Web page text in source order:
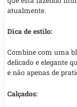
atualmente.
Dica de estilo:
Combine com uma
delicado e elegante
e não apenas de
Calçados: